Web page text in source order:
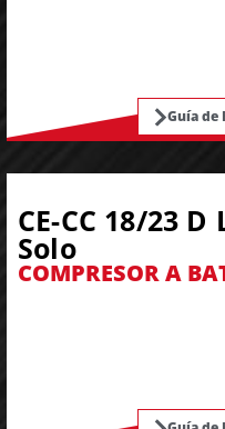
Guía de
CE-CC 18/23 D
Solo
COMPRESOR A